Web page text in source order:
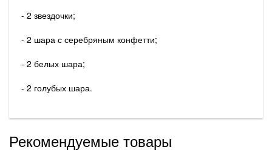
- 2 звездочки;
- 2 шара с серебряным конфетти;
- 2 белых шара;
- 2 голубых шара.
Рекомендуемые товары